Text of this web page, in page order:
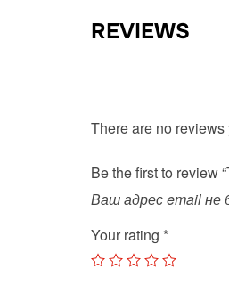
REVIEWS
There are no reviews
Be the first to review
Ваш адрес email не
Your rating *